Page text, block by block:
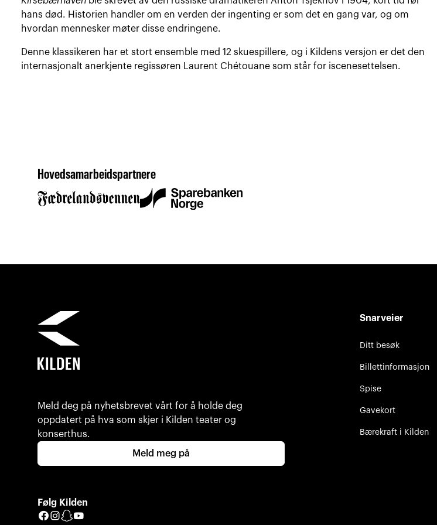
hans død. Historien handler om en verden der ingenting er som det en gang var, og om
hvordan mennesker møter disse endringene.
Denne klassikeren har et stort ensemble med 12 skuespillere, og i Kildens versjon er det den
internasjonalt anerkjente regissøren Laurent Chétouane som står for iscenesettelsen.
Hovedsamarbeidspartnere
Meld deg på nyhetsbrevet vårt for å holde deg
oppdatert på hva som skjer i Kilden teater og
konserthus.
Meld meg på
Følg Kilden
Facebook
Instagram
Snapchat
Snarveier
Ditt besøk
Billettinformasjon
Spise
Gavekort
Bærekraft i Kilden